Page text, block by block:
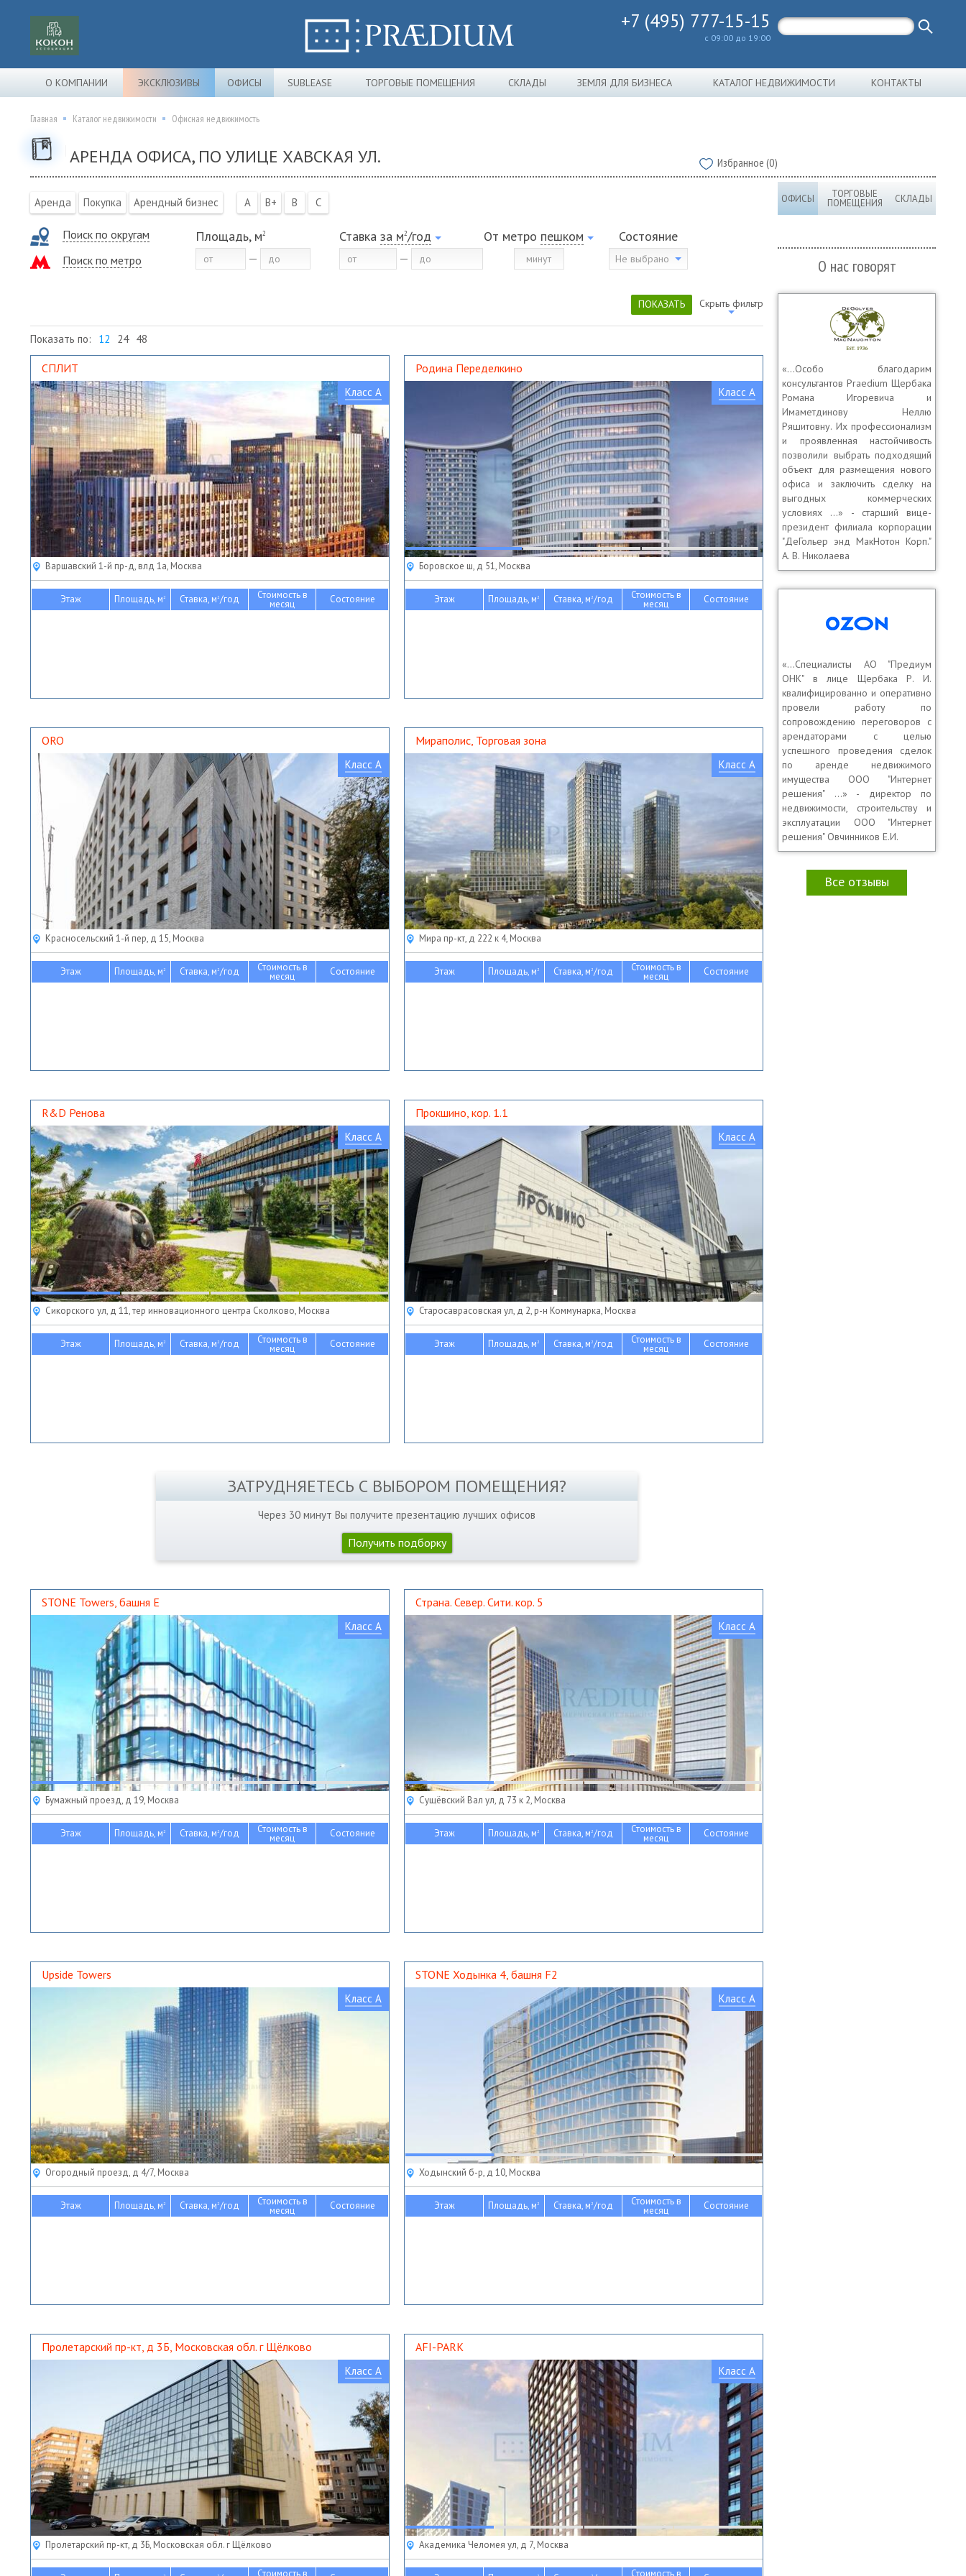
+7 (495) 777-15-15
с 09:00 до 19:00
О КОМПАНИИ ЭКСКЛЮЗИВЫ ОФИСЫ SUBLEASE ТОРГОВЫЕ ПОМЕЩЕНИЯ СКЛАДЫ ЗЕМЛЯ ДЛЯ БИЗНЕСА КАТАЛОГ НЕДВИЖИМОСТИ КОНТАКТЫ
Главная Каталог недвижимости Офисная недвижимость
АРЕНДА ОФИСА, ПО УЛИЦЕ ХАВСКАЯ УЛ. Избранное (0)
Аренда Покупка Арендный бизнес A B+ B C
Поиск по округам
Поиск по метро
Площадь, м2 Ставка за м2/год От метро пешком Состояние
Не выбрано
ПОКАЗАТЬ Скрыть фильтр
Показать по: 12 24 48
СПЛИТ
Класс A
Варшавский 1-й пр-д, влд 1а, Москва
Этаж Площадь, м2 Ставка, м2/год Стоимость в
месяц Состояние
Родина Переделкино
Класс A
Боровское ш, д 51, Москва
Этаж Площадь, м2 Ставка, м2/год Стоимость в
месяц Состояние
ORO
Класс A
Красносельский 1-й пер, д 15, Москва
Этаж Площадь, м2 Ставка, м2/год Стоимость в
месяц Состояние
Мираполис, Торговая зона
Класс A
Мира пр-кт, д 222 к 4, Москва
Этаж Площадь, м2 Ставка, м2/год Стоимость в
месяц Состояние
R&D Ренова
Класс A
Сикорского ул, д 11, тер инновационного центра Сколково, Москва
Этаж Площадь, м2 Ставка, м2/год Стоимость в
месяц Состояние
Прокшино, кор. 1.1
Класс A
Старосаврасовская ул, д 2, р-н Коммунарка, Москва
Этаж Площадь, м2 Ставка, м2/год Стоимость в
месяц Состояние
ЗАТРУДНЯЕТЕСЬ С ВЫБОРОМ ПОМЕЩЕНИЯ?
Через 30 минут Вы получите презентацию лучших офисов
Получить подборку
STONE Towers, башня Е
Класс A
Бумажный проезд, д 19, Москва
Этаж Площадь, м2 Ставка, м2/год Стоимость в
месяц Состояние
Страна. Север. Сити. кор. 5
Класс A
Сущёвский Вал ул, д 73 к 2, Москва
Этаж Площадь, м2 Ставка, м2/год Стоимость в
месяц Состояние
Upside Towers
Класс A
Огородный проезд, д 4/7, Москва
Этаж Площадь, м2 Ставка, м2/год Стоимость в
месяц Состояние
STONE Ходынка 4, башня F2
Класс A
Ходынский б-р, д 10, Москва
Этаж Площадь, м2 Ставка, м2/год Стоимость в
месяц Состояние
Пролетарский пр-кт, д 3Б, Московская обл. г Щёлково
Класс A
Пролетарский пр-кт, д 3Б, Московская обл. г Щёлково
Стоимость в
AFI-PARK
Класс A
Академика Челомея ул, д 7, Москва
Стоимость в
ОФИСЫ ТОРГОВЫЕ
ПОМЕЩЕНИЯ СКЛАДЫ
О нас говорят
«…Особо благодарим
консультантов Praedium Щербака
Романа Игоревича и
Имаметдинову Неллю
Ряшитовну. Их профессионализм
и проявленная настойчивость
позволили выбрать подходящий
объект для размещения нового
офиса и заключить сделку на
выгодных коммерческих
условиях …» - старший вице-
президент филиала корпорации
"ДеГольер энд МакНотон Корп."
А. В. Николаева
«…Специалисты АО "Предиум
ОНК" в лице Щербака Р. И.
квалифицированно и оперативно
провели работу по
сопровождению переговоров с
арендаторами с целью
успешного проведения сделок
по аренде недвижимого
имущества ООО "Интернет
решения" …» - директор по
недвижимости, строительству и
эксплуатации ООО "Интернет
решения" Овчинников Е.И.
Все отзывы